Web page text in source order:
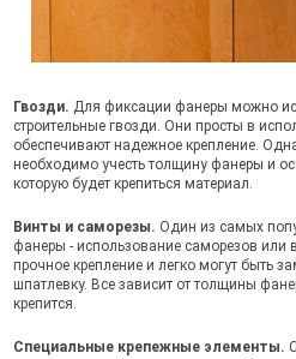
Гвозди. Для фиксации фанеры можно
строительные гвозди. Они просты в
обеспечивают надежное крепление.
необходимо учесть толщину фанеры и
которую будет крепиться материал.
Винты и саморезы. Один из самых
фанеры - использование саморезов или
прочное крепление и легко могут быть
шпатлевку. Все зависит от толщины
крепится.
Специальные крепежные элементы.